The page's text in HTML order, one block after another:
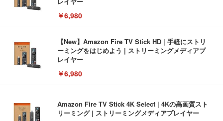
￥6,980
【New】Amazon Fire TV Stick HD | 手軽にストリ
ーミングをはじめよう | ストリーミングメディアプ
レイヤー
￥6,980
Amazon Fire TV Stick 4K Select | 4Kの高画質スト
リーミング | ストリーミングメディアプレイヤー